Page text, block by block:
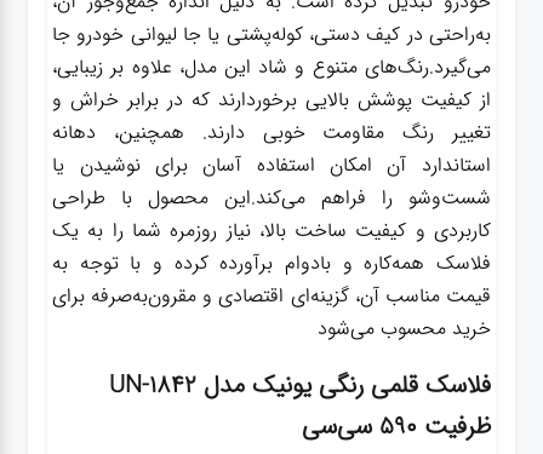
به‌راحتی در کیف دستی، کوله‌پشتی یا جا لیوانی خودرو جا
می‌گیرد.رنگ‌های متنوع و شاد این مدل، علاوه بر زیبایی،
از کیفیت پوشش بالایی برخوردارند که در برابر خراش و
تغییر رنگ مقاومت خوبی دارند. همچنین، دهانه
استاندارد آن امکان استفاده آسان برای نوشیدن یا
شست‌وشو را فراهم می‌کند.این محصول با طراحی
کاربردی و کیفیت ساخت بالا، نیاز روزمره شما را به یک
فلاسک همه‌کاره و بادوام برآورده کرده و با توجه به
قیمت مناسب آن، گزینه‌ای اقتصادی و مقرون‌به‌صرفه برای
خرید محسوب می‌شود
فلاسک قلمی رنگی یونیک مدل UN-1842
ظرفیت ۵۹۰ سی‌سی